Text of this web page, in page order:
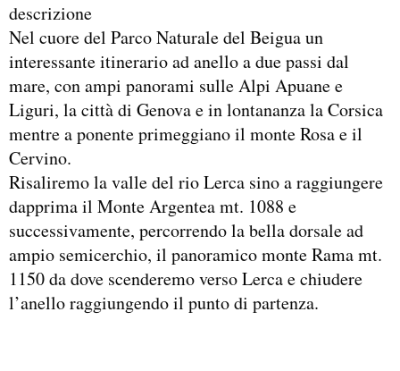
descrizione
Nel cuore del Parco Naturale del Beigua un
interessante itinerario ad anello a due passi dal
mare, con ampi panorami sulle Alpi Apuane e
Liguri, la città di Genova e in lontananza la Corsica
mentre a ponente primeggiano il monte Rosa e il
Cervino.
Risaliremo la valle del rio Lerca sino a raggiungere
dapprima il Monte Argentea mt. 1088 e
successivamente, percorrendo la bella dorsale ad
ampio semicerchio, il panoramico monte Rama mt.
1150 da dove scenderemo verso Lerca e chiudere
l’anello raggiungendo il punto di partenza.